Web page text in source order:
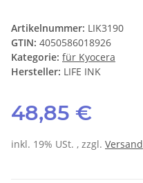
Artikelnummer: LIK3190
GTIN: 4050586018926
Kategorie: für Kyocera
Hersteller: LIFE INK
48,85 €
inkl. 19% USt. , zzgl. Versand